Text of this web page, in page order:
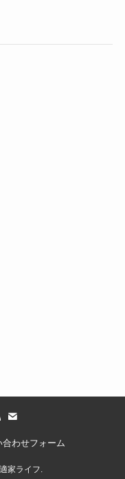
合わせフォーム
家ライフ.